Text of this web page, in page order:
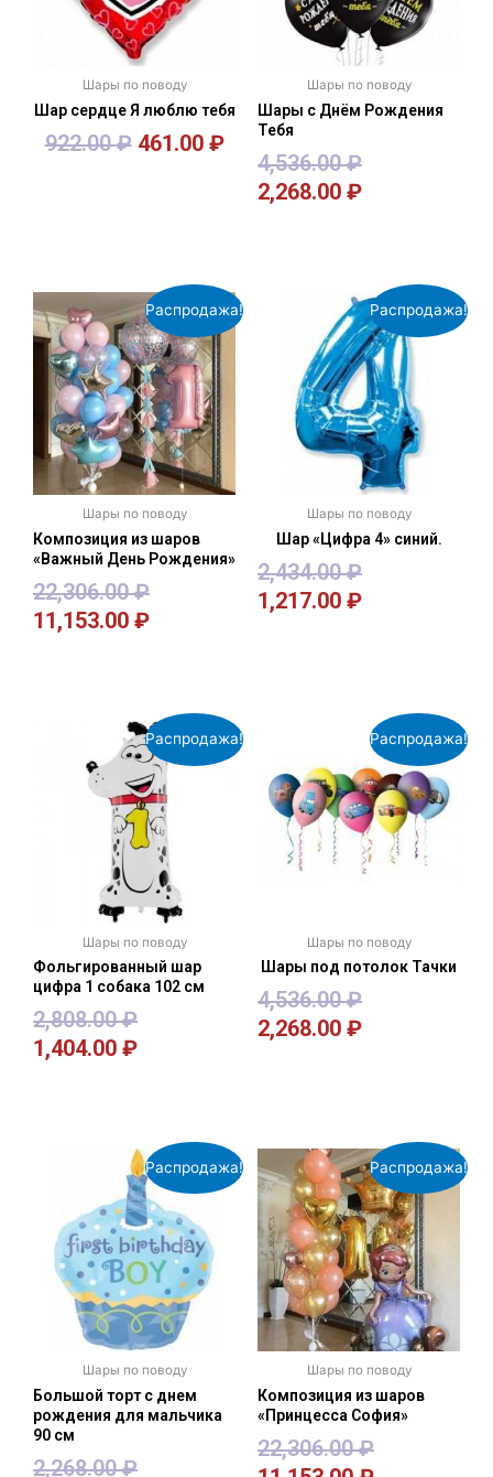
Шары по поводу
Шар сердце Я люблю тебя
922.00₽ 461.00 ₽
Шары по поводу
Шары с Днём Рождения
Тебя
4,536.00₽
2,268.00 ₽
Распродажа!
Шары по поводу
Композиция из шаров
«Важный День Рождения»
22,306.00₽
11,153.00 ₽
Распродажа!
Шары по поводу
Шар «Цифра 4» синий.
2,434.00₽
1,217.00 ₽
Распродажа!
Шары по поводу
Фольгированный шар
цифра 1 собака 102 см
2,808.00₽
1,404.00 ₽
Распродажа!
Шары по поводу
Шары под потолок Тачки
4,536.00₽
2,268.00 ₽
Распродажа!
Шары по поводу
Большой торт с днем
рождения для мальчика
90 см
2,268.00₽
Распродажа!
Шары по поводу
Композиция из шаров
«Принцесса София»
22,306.00₽